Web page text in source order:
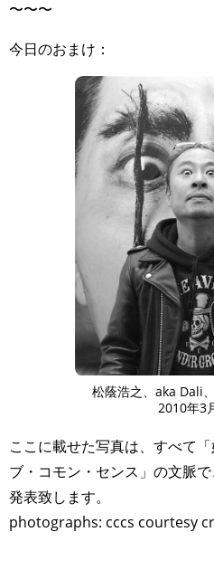
〜〜〜
今日のおまけ：
松蔭浩之、aka Dali
2010年3
ここに載せた写真は、すべて
ブ・コモン・センス」の文脈
発表致します。
photographs: cccs courtesy